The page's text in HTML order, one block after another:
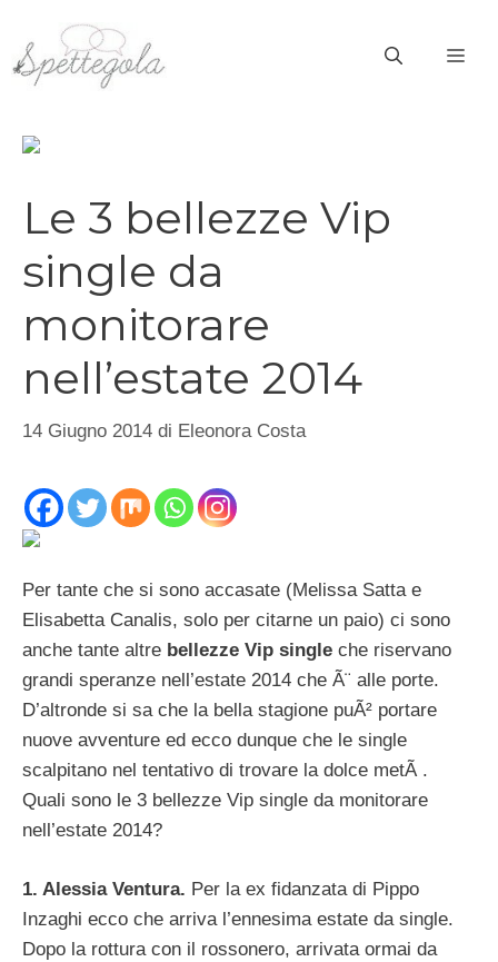
contenuto
Le 3 bellezze Vip
single da
monitorare
nell’estate 2014
14 Giugno 2014 di Eleonora Costa
Per tante che si sono accasate (Melissa Satta e
Elisabetta Canalis, solo per citarne un paio) ci sono
anche tante altre bellezze Vip single che riservano
grandi speranze nell’estate 2014 che Ã¨ alle porte.
D’altronde si sa che la bella stagione puÃ² portare
nuove avventure ed ecco dunque che le single
scalpitano nel tentativo di trovare la dolce metÃ .
Quali sono le 3 bellezze Vip single da monitorare
nell’estate 2014?
1. Alessia Ventura. Per la ex fidanzata di Pippo
Inzaghi ecco che arriva l’ennesima estate da single.
Dopo la rottura con il rossonero, arrivata ormai da